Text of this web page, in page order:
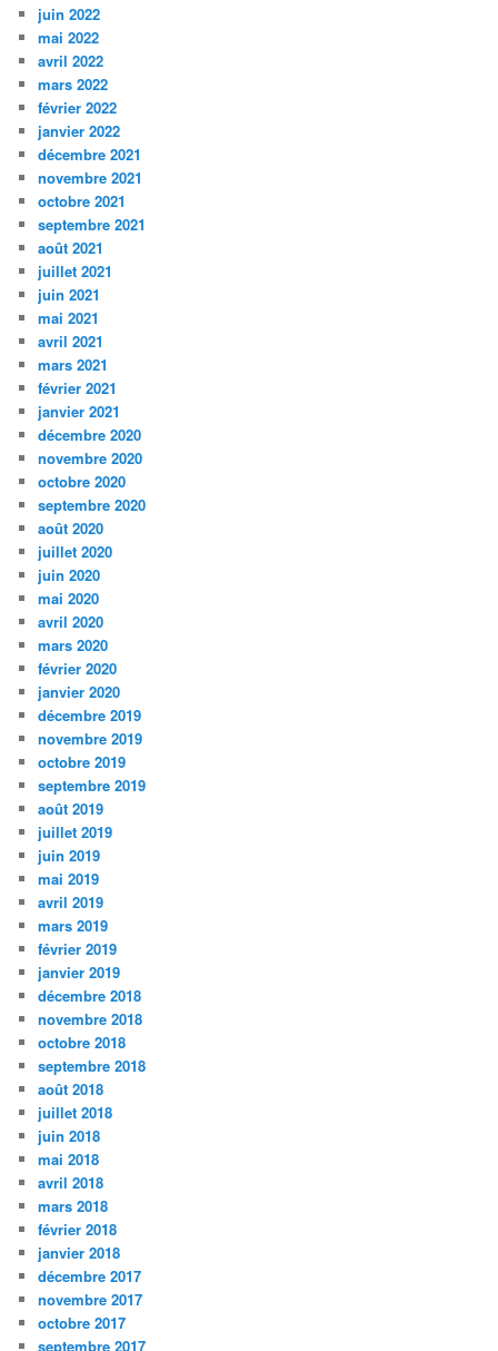
juin 2022
mai 2022
avril 2022
mars 2022
février 2022
janvier 2022
décembre 2021
novembre 2021
octobre 2021
septembre 2021
août 2021
juillet 2021
juin 2021
mai 2021
avril 2021
mars 2021
février 2021
janvier 2021
décembre 2020
novembre 2020
octobre 2020
septembre 2020
août 2020
juillet 2020
juin 2020
mai 2020
avril 2020
mars 2020
février 2020
janvier 2020
décembre 2019
novembre 2019
octobre 2019
septembre 2019
août 2019
juillet 2019
juin 2019
mai 2019
avril 2019
mars 2019
février 2019
janvier 2019
décembre 2018
novembre 2018
octobre 2018
septembre 2018
août 2018
juillet 2018
juin 2018
mai 2018
avril 2018
mars 2018
février 2018
janvier 2018
décembre 2017
novembre 2017
octobre 2017
septembre 2017